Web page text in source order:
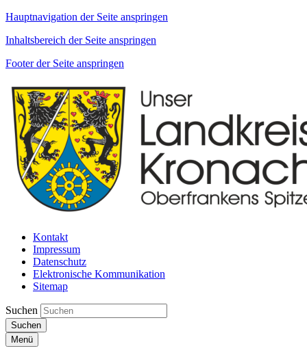
Hauptnavigation der Seite anspringen
Inhaltsbereich der Seite anspringen
Footer der Seite anspringen
Kontakt
Impressum
Datenschutz
Elektronische Kommunikation
Sitemap
Suchen
Suchen
Menü